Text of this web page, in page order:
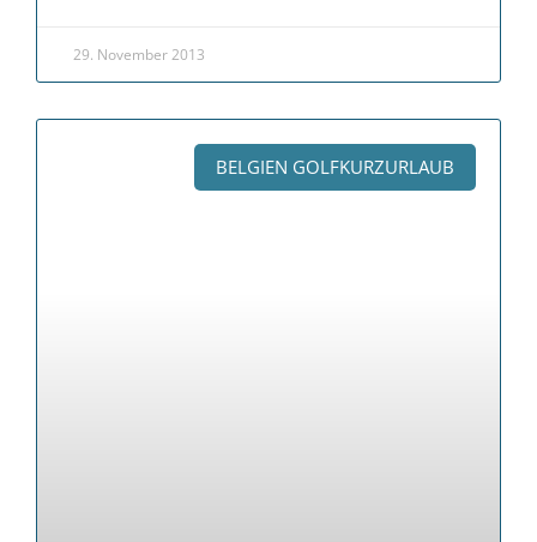
29. November 2013
BELGIEN GOLFKURZURLAUB